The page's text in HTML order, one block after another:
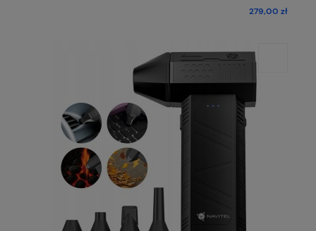
279,00 zł